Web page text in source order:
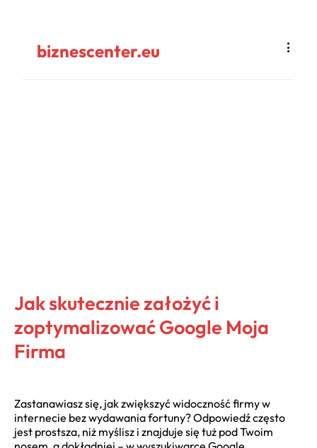
biznescenter.eu
Jak skutecznie założyć i
zoptymalizować Google Moja
Firma
Zastanawiasz się, jak zwiększyć widoczność firmy w
internecie bez wydawania fortuny? Odpowiedź często
jest prostsza, niż myślisz i znajduje się tuż pod Twoim